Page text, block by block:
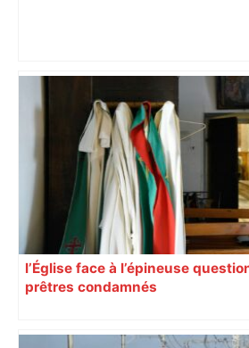
Près de Toulouse : dans cette
économique, un axe majeur va
fermé en fin de soirée, voici les
déviations – Actu.fr
l’Église face à l’épineuse
prêtres condamnés